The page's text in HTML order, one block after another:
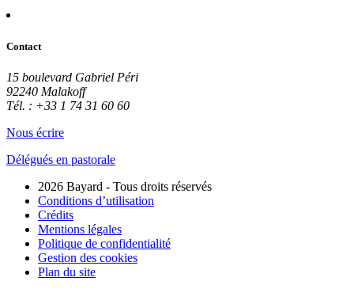
Contact
15 boulevard Gabriel Péri
92240 Malakoff
Tél. : +33 1 74 31 60 60
Nous écrire
Délégués en pastorale
2026 Bayard - Tous droits réservés
Conditions d’utilisation
Crédits
Mentions légales
Politique de confidentialité
Gestion des cookies
Plan du site